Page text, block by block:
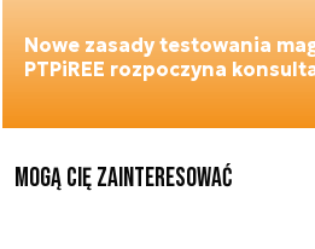
Nowe zasady testowania
PTPiREE rozpoczyna
Mogą Cię zainteresować